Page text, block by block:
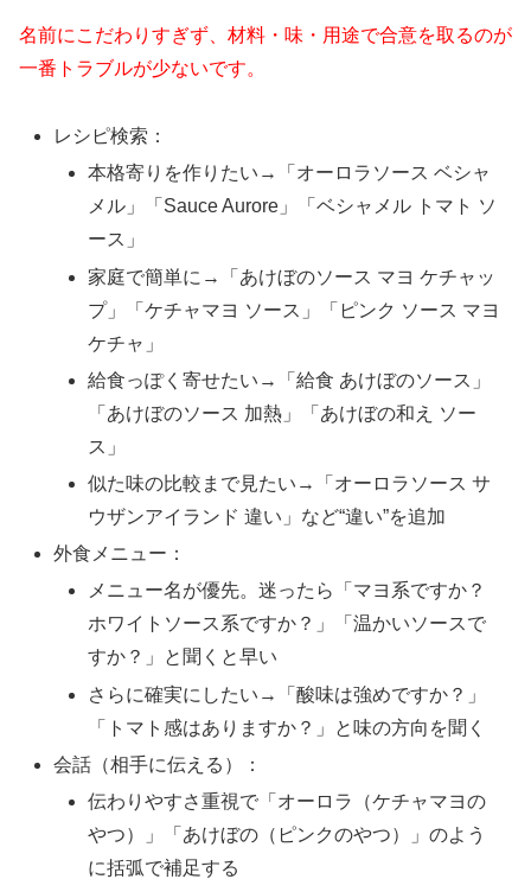
名前にこだわりすぎず、材料・味・用途で合意を取るのが
一番トラブルが少ないです。
レシピ検索：
本格寄りを作りたい→「オーロラソース ベシャ
メル」「Sauce Aurore」「ベシャメル トマト ソ
ース」
家庭で簡単に→「あけぼのソース マヨ ケチャッ
プ」「ケチャマヨ ソース」「ピンク ソース マヨ
ケチャ」
給食っぽく寄せたい→「給食 あけぼのソース」
「あけぼのソース 加熱」「あけぼの和え ソー
ス」
似た味の比較まで見たい→「オーロラソース サ
ウザンアイランド 違い」など“違い”を追加
外食メニュー：
メニュー名が優先。迷ったら「マヨ系ですか？
ホワイトソース系ですか？」「温かいソースで
すか？」と聞くと早い
さらに確実にしたい→「酸味は強めですか？」
「トマト感はありますか？」と味の方向を聞く
会話（相手に伝える）：
伝わりやすさ重視で「オーロラ（ケチャマヨの
やつ）」「あけぼの（ピンクのやつ）」のよう
に括弧で補足する